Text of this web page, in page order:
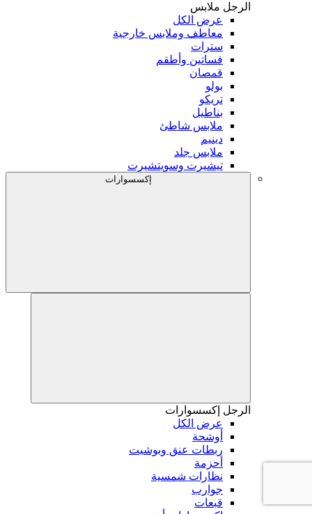
الرجل ملابس
عرض الكل
معاطف وملابس خارجية
سترات
فساتين وأطقم
قمصان
بولو
تريكو
بناطيل
ملابس شاطئ
دينيم
ملابس جلد
تيشيرت وسويتشيرت
إكسسوارات
الرجل إكسسوارات
عرض الكل
أوشحة
ربطات عنق وبوشيت
أحزمة
نظارات شمسية
جوارب
قبعات